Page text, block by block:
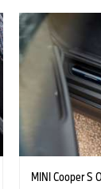
MINI Cooper S